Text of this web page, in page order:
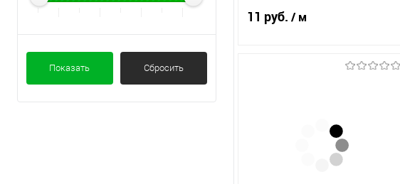
Показать Сбросить
11 руб. / м
сравнению
В наличии
(0.2)